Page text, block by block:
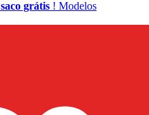
saco grátis ! Modelos